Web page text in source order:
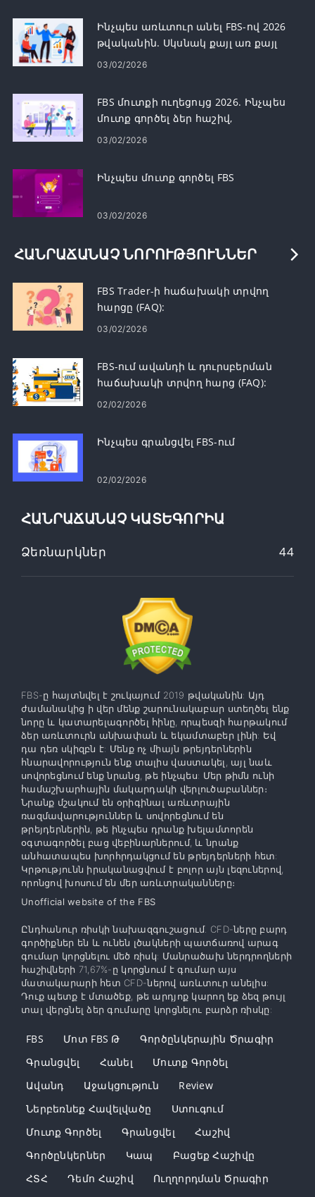
Ինչպես առևտուր անել FBS-ով 2026
թվականին. Սկսնակ քայլ առ քայլ
ուղեցույց, հարթակներ, պատվերի
03/02/2026
FBS մուտքի ուղեցույց 2026. Ինչպես
մուտք գործել ձեր հաշիվ,
վերականգնել գաղտնաբառը և
03/02/2026
Ինչպես մուտք գործել FBS
03/02/2026
ՀԱՆՐԱՃԱՆԱՉ ՆՈՐՈՒԹՅՈՒՆՆԵՐ
FBS Trader-ի հաճախակի տրվող
հարցը (FAQ):
03/02/2026
FBS-ում ավանդի և դուրսբերման
հաճախակի տրվող հարց (FAQ):
02/02/2026
Ինչպես գրանցվել FBS-ում
02/02/2026
ՀԱՆՐԱՃԱՆԱՉ ԿԱՏԵԳՈՐԻԱ
Ձեռնարկներ 44
FBS-ը հայտնվել է շուկայում 2019 թվականին: Այդ
ժամանակից ի վեր մենք շարունակաբար ստեղծել ենք
նորը և կատարելագործել հինը, որպեսզի հարթակում
ձեր առևտուրն անխափան և եկամտաբեր լինի: Եվ
դա դեռ սկիզբն է: Մենք ոչ միայն թրեյդերներին
հնարավորություն ենք տալիս վաստակել, այլ նաև
սովորեցնում ենք նրանց, թե ինչպես: Մեր թիմն ունի
համաշխարհային մակարդակի վերլուծաբաններ։
Նրանք մշակում են օրիգինալ առևտրային
ռազմավարություններ և սովորեցնում են
թրեյդերներին, թե ինչպես դրանք խելամտորեն
օգտագործել բաց վեբինարներում, և նրանք
անհատապես խորհրդակցում են թրեյդերների հետ:
Կրթությունն իրականացվում է բոլոր այն լեզուներով,
որոնցով խոսում են մեր առևտրականները։
Unofficial website of the FBS
Ընդհանուր ռիսկի նախազգուշացում. CFD-ները բարդ
գործիքներ են և ունեն լծակների պատճառով արագ
գումար կորցնելու մեծ ռիսկ: Մանրածախ ներդրողների
հաշիվների 71,67%-ը կորցնում է գումար այս
մատակարարի հետ CFD-ներով առևտուր անելիս:
Դուք պետք է մտածեք, թե արդյոք կարող եք ձեզ թույլ
տալ վերցնել ձեր գումարը կորցնելու բարձր ռիսկը:
FBS Մոտ FBS Թ
Գործընկերային Ծրագիր
Գրանցվել
Հանել
Մուտք Գործել
Ավանդ
Աջակցություն
Review
Ներբեռնեք Հավելվածը
Ստուգում
Մուտք Գործել
Գրանցվել
Հաշիվ
Գործընկերներ
Կապ
Բացեք Հաշիվը
ՀՏՀ
Դեմո Հաշիվ
Ուղղորդման Ծրագիր